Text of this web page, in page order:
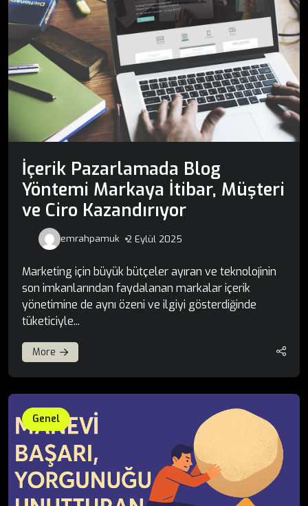
İçerik Pazarlamada Blog
Yöntemi Markaya İtibar, Müşteri
ve Ciro Kazandırıyor
emrahpamuk 2 Eylül 2025
Marketing için büyük bütçeler ayıran ve teknolojinin
son imkanlarından faydalanan markalar içerik
yönetimine de aynı özeni ve ilgiyi gösterdiğinde
tüketiciyle...
More
Genel